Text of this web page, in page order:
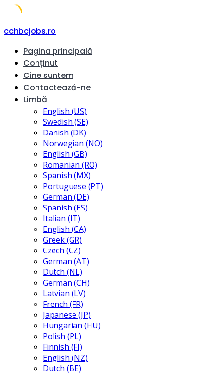
Skip
content
cchbcjobs.ro
Pagina principală
Conținut
Cine suntem
Contactează-ne
Limbă
English (US)
Swedish (SE)
Danish (DK)
Norwegian (NO)
English (GB)
Romanian (RO)
Spanish (MX)
Portuguese (PT)
German (DE)
Spanish (ES)
Italian (IT)
English (CA)
Greek (GR)
Czech (CZ)
German (AT)
Dutch (NL)
German (CH)
Latvian (LV)
French (FR)
Japanese (JP)
Hungarian (HU)
Polish (PL)
Finnish (FI)
English (NZ)
Dutch (BE)